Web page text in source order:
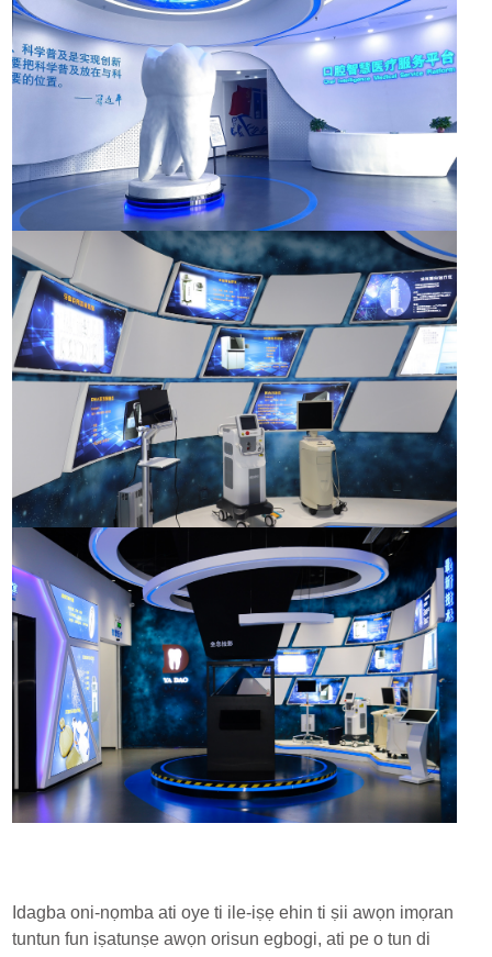
Idagba oni-nọmba ati oye ti ile-iṣẹ ehin ti ṣii awọn imọran
tuntun fun iṣatunṣe awọn orisun egbogi, ati pe o tun di